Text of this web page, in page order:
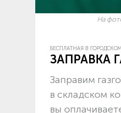
На
БЕСПЛАТНАЯ В
ЗАПРАВКА
Заправим
в складском
вы